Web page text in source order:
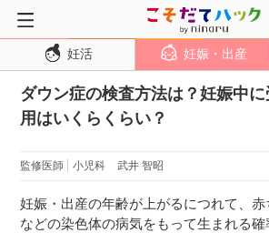
トップページ
妊活
妊娠・出産
妊娠中期
妊活 妊娠・出産
ダウン症の検査方法は？妊娠中
用はいくらくらい？
監修医師 小児科 武井 智昭
妊娠・出産の年齢が上がるにつれて、
などの染色体の病気をもって生まれる